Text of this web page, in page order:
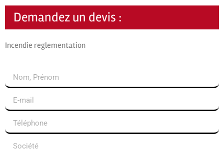
Demandez un devis :
Incendie reglementation